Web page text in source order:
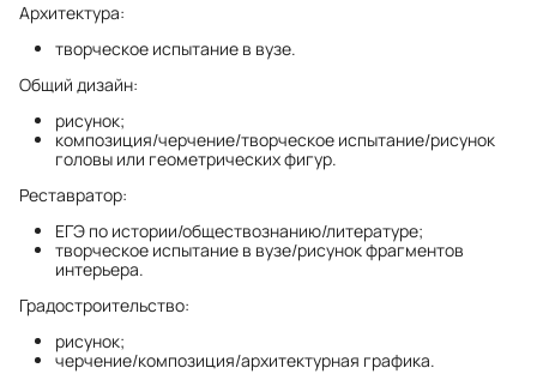
Архитектура:
творческое испытание в вузе.
Общий дизайн:
рисунок;
композиция/черчение/творческое испытание/рисунок
головы или геометрических фигур.
Реставратор:
ЕГЭ по истории/обществознанию/литературе;
творческое испытание в вузе/рисунок фрагментов
интерьера.
Градостроительство:
рисунок;
черчение/композиция/архитектурная графика.